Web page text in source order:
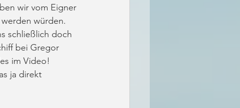
wir vom Eigner
würden.
schließlich doch
bei Gregor
im Video!
ja direkt